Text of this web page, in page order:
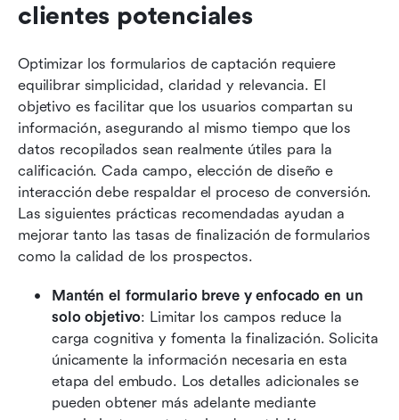
clientes potenciales
Optimizar los formularios de captación requiere
equilibrar simplicidad, claridad y relevancia. El
objetivo es facilitar que los usuarios compartan su
información, asegurando al mismo tiempo que los
datos recopilados sean realmente útiles para la
calificación. Cada campo, elección de diseño e
interacción debe respaldar el proceso de conversión.
Las siguientes prácticas recomendadas ayudan a
mejorar tanto las tasas de finalización de formularios
como la calidad de los prospectos.
Mantén el formulario breve y enfocado en un
solo objetivo: Limitar los campos reduce la
carga cognitiva y fomenta la finalización. Solicita
únicamente la información necesaria en esta
etapa del embudo. Los detalles adicionales se
pueden obtener más adelante mediante